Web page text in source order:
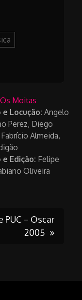
Os Moitas
e Locução: Angelo
Perez, Diego
Almeida,
e Edição: Felipe
Oliveira
PUC – Oscar
2005